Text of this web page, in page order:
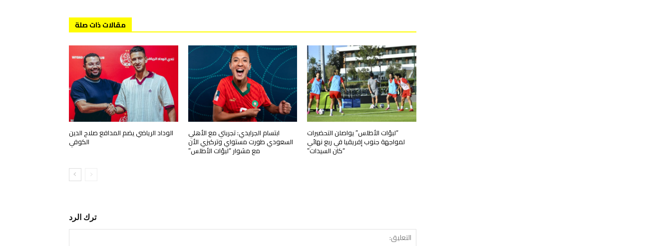
مقالات ذات صلة
“لبؤات الأطلس” يواصلن التحضيرات
لمواجهة جنوب إفريقيا في ربع نهائي
“كان السيدات”
ابتسام الجرايدي: تجربتي مع الأهلي
السعودي طورت مستواي وتركيزي الأن
مع مشوار “لبؤات الأطلس”
الوداد الرياضي يضم المدافع صلاح الدين
الكوفي
ترك الرد